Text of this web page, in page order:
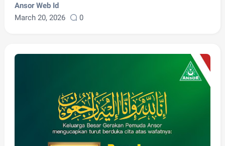
Ansor Web Id
March 20, 2026
0